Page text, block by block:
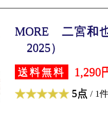
MORE 二宮和
2025）
送料無料 1,290
5点 / 1件